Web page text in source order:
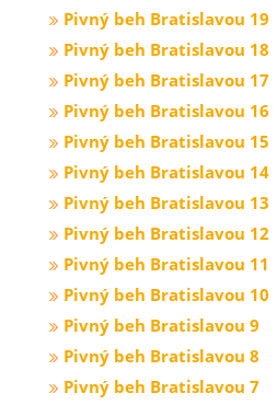
Pivný beh Bratislavou 19
Pivný beh Bratislavou 18
Pivný beh Bratislavou 17
Pivný beh Bratislavou 16
Pivný beh Bratislavou 15
Pivný beh Bratislavou 14
Pivný beh Bratislavou 13
Pivný beh Bratislavou 12
Pivný beh Bratislavou 11
Pivný beh Bratislavou 10
Pivný beh Bratislavou 9
Pivný beh Bratislavou 8
Pivný beh Bratislavou 7